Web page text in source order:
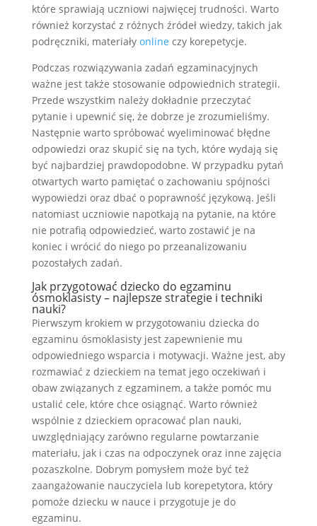
które sprawiają uczniowi najwięcej trudności. Warto
również korzystać z różnych źródeł wiedzy, takich jak
podręczniki, materiały online czy korepetycje.
Podczas rozwiązywania zadań egzaminacyjnych
ważne jest także stosowanie odpowiednich strategii.
Przede wszystkim należy dokładnie przeczytać
pytanie i upewnić się, że dobrze je zrozumieliśmy.
Następnie warto spróbować wyeliminować błędne
odpowiedzi oraz skupić się na tych, które wydają się
być najbardziej prawdopodobne. W przypadku pytań
otwartych warto pamiętać o zachowaniu spójności
wypowiedzi oraz dbać o poprawność językową. Jeśli
natomiast uczniowie napotkają na pytanie, na które
nie potrafią odpowiedzieć, warto zostawić je na
koniec i wrócić do niego po przeanalizowaniu
pozostałych zadań.
Jak przygotować dziecko do egzaminu
ósmoklasisty – najlepsze strategie i techniki
nauki?
Pierwszym krokiem w przygotowaniu dziecka do
egzaminu ósmoklasisty jest zapewnienie mu
odpowiedniego wsparcia i motywacji. Ważne jest, aby
rozmawiać z dzieckiem na temat jego oczekiwań i
obaw związanych z egzaminem, a także pomóc mu
ustalić cele, które chce osiągnąć. Warto również
wspólnie z dzieckiem opracować plan nauki,
uwzględniający zarówno regularne powtarzanie
materiału, jak i czas na odpoczynek oraz inne zajęcia
pozaszkolne. Dobrym pomysłem może być też
zaangażowanie nauczyciela lub korepetytora, który
pomoże dziecku w nauce i przygotuje je do
egzaminu.